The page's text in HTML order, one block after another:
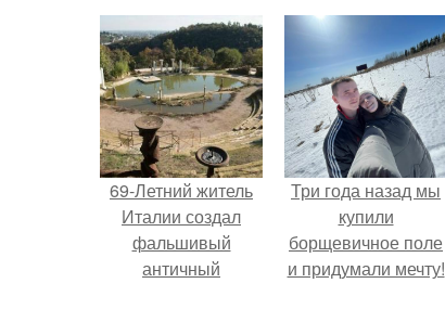
69-Летний житель
Италии создал
фальшивый
античный
Три года назад мы
купили
борщевичное поле
и придумали мечту!